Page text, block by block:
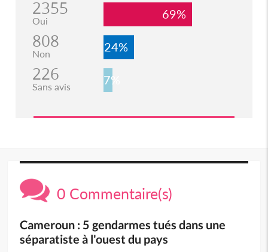
2355
Oui 69%
808
Non 24%
226
Sans avis 7%
0 Commentaire(s)
Cameroun : 5 gendarmes tués dans une
séparatiste à l'ouest du pays